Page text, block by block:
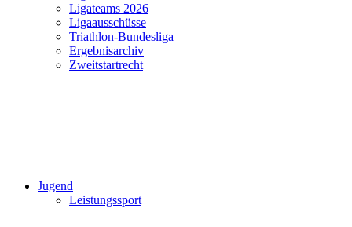
Ligateams 2026
Ligaausschüsse
Triathlon-Bundesliga
Ergebnisarchiv
Zweitstartrecht
Jugend
Leistungssport